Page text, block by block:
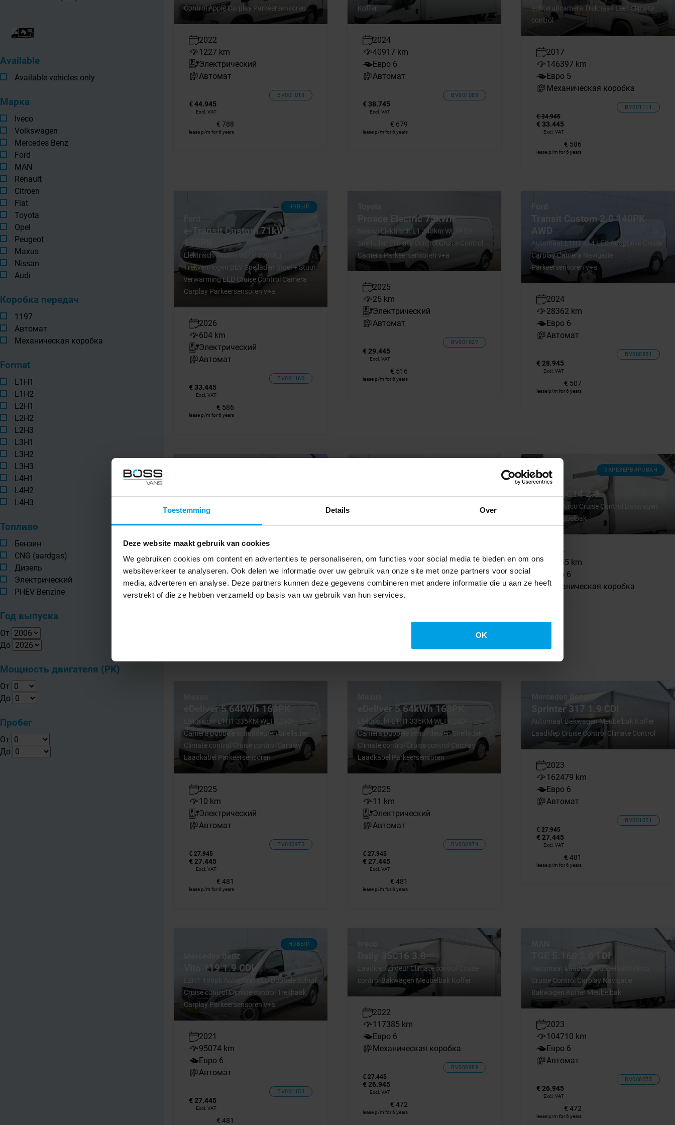
Toestemming Details Over
Deze website maakt gebruik van cookies
We gebruiken cookies om content en advertenties te personaliseren, om functies voor social media te bieden en om ons
websiteverkeer te analyseren. Ook delen we informatie over uw gebruik van onze site met onze partners voor social
media, adverteren en analyse. Deze partners kunnen deze gegevens combineren met andere informatie die u aan ze heeft
verstrekt of die ze hebben verzameld op basis van uw gebruik van hun services.
OK
Available
Available vehicles only
Марка
Iveco
Volkswagen
Mercedes Benz
Ford
MAN
Renault
Citroen
Fiat
Toyota
Opel
Peugeot
Maxus
Nissan
Audi
Коробка передач
1197
Автомат
Механическая коробка
Format
L1H1
L1H2
L2H1
L2H2
L2H3
L3H1
L3H2
L3H3
L4H1
L4H2
L4H3
Топливо
Бензин
CNG (aardgas)
Дизель
Электрический
PHEV Benzine
Год выпуска
От
До
Мощность двигателя (PK)
От
До
Пробег
От
До
Control Apple Carplay Parkeersensoren
2022
1227 km
Электрический
Автомат
BV001018
€ 44.945
Excl. VAT
€ 788
lease p/m for 6 years
Koffer
2024
40917 km
Евро 6
Автомат
BV001083
€ 38.745
Excl. VAT
€ 679
lease p/m for 6 years
achteruitcamera Trekhaak Leer Climate
control
2017
146397 km
Евро 5
Механическая коробка
BV001111
€ 34.945
€ 33.445
Excl. VAT
€ 586
lease p/m for 6 years
НОВЫЙ
Ford
e-Transit Custom 71kWh
140PK
Elektrisch 344km WLTP 2300kg
Trekvermogen BEV Snelladen Stoel + Stuur
verwarming LED Cruise Control Camera
Carplay Parkeersensoren v+a
2026
604 km
Электрический
Автомат
BV001160
€ 33.445
Excl. VAT
€ 586
lease p/m for 6 years
Proace Electric 75kWh
Nieuw! Elektrisch L1 348km WLTP EV
Snelladen Climate Control Cruise Control
Camera Parkeersensoren v+a
2025
25 km
Электрический
Автомат
BV001027
€ 29.445
Excl. VAT
€ 516
lease p/m for 6 years
Ford
Transit Custom 2.0 140PK
AWD
Automaat L1H1 4x4 LED Adaptieve Cruise
Carplay Camera Navigatie
Parkeersensoren v+a
2024
28362 km
Евро 6
Автомат
BV000851
€ 28.945
Excl. VAT
€ 507
lease p/m for 6 years
Trekhaak 6 Stoelen Airco Cruise Control
2022
61721 km
Евро 6
Механическая коробка
€ 28.945
Электрический
Автомат
ЗАРЕЗЕРВИРОВАН
Iveco
Daily 35C14 2.3
Laadklep Airco Cruise Control Bakwagen
Koffer Meubelbak
2024
55855 km
Евро 6
Механическая коробка
eDeliver 5 64kWh 163PK
Elektrisch! L1H1 335KM WLTP 360°
Camera Dubbele schuifdeuren Snelladen
Climate control Cruise control Carplay
Laadkabel Parkeersensoren
2025
10 km
Электрический
Автомат
BV000975
€ 27.945
€ 27.445
Excl. VAT
€ 481
lease p/m for 6 years
eDeliver 5 64kWh 163PK
Elektrisch! L1H1 335KM WLTP 360°
Camera Dubbele schuifdeuren Snelladen
Climate control Cruise control Carplay
Laadkabel Parkeersensoren
2025
11 km
Электрический
Автомат
BV000974
€ 27.945
€ 27.445
Excl. VAT
€ 481
lease p/m for 6 years
Mercedes Benz
Sprinter 317 1.9 CDI
Automaat Bakwagen Meubelbak Koffer
Laadklep Cruise Control Climate Control
2023
162479 km
Евро 6
Автомат
BV001051
€ 27.945
€ 27.445
Excl. VAT
€ 481
lease p/m for 6 years
НОВЫЙ
Mercedes Benz
Vito 119 1.9 CDI
L2H1 190pk Automaat LED Dubbele Schuif
Cruise control Climate control Trekhaak
Carplay Parkeersensoren v+a
2021
95074 km
Евро 6
Автомат
BV001153
€ 27.445
Excl. VAT
€ 481
Daily 35C16 3.0
Laadklep Zijdeur Climate control Cruise
control Bakwagen Meubelbak Koffer
2022
117385 km
Евро 6
Механическая коробка
BV000989
€ 27.445
€ 26.945
Excl. VAT
€ 472
lease p/m for 6 years
MAN
TGE 5.160 2.0 TDI
Automaat Laadklep Dubbellucht Airco
Cruise Control Carplay Navigatie
Bakwagen Koffer Meubelbak
2023
104710 km
Евро 6
Автомат
BV000575
€ 26.945
Excl. VAT
€ 472
lease p/m for 6 years